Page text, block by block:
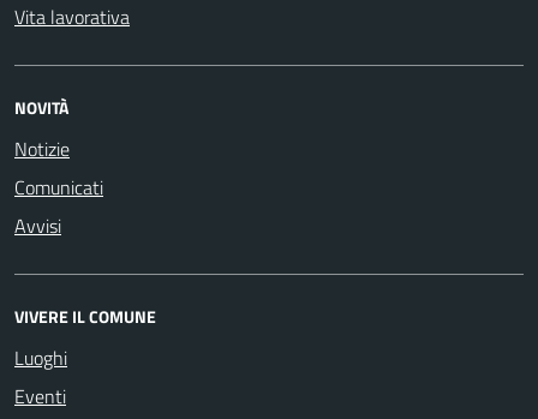
Vita lavorativa
NOVITÀ
Notizie
Comunicati
Avvisi
VIVERE IL COMUNE
Luoghi
Eventi